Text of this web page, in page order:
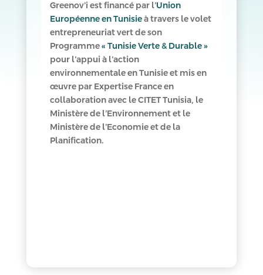
Greenov’i est financé par l’Union
Européenne en Tunisieà travers le volet
entrepreneuriat vert de son
Programme« Tunisie Verte & Durable »
pour l’appui à l’action
environnementale en Tunisie et mis en
œuvre par Expertise France en
collaboration avec le CITET Tunisia, le
Ministère de l’Environnement et le
Ministère de l’Economie et de la
Planification.